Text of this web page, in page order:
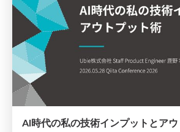
AI時代の私の技術インプットとア